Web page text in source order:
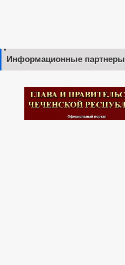
Информационные партнеры